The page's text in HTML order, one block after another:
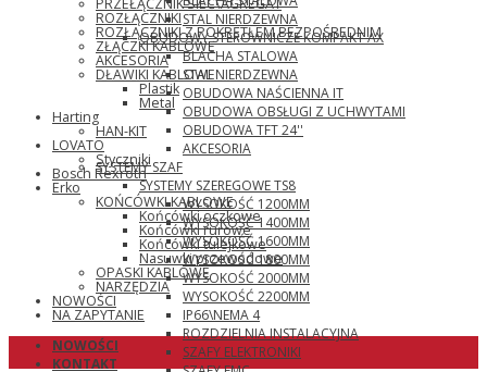
STAL NIERDZEWNA
OBUDOWY STEROWNICZE KOMPAKT AX
BLACHA STALOWA
STAL NIERDZEWNA
OBUDOWA NAŚCIENNA IT
OBUDOWA OBSŁUGI Z UCHWYTAMI
OBUDOWA TFT 24''
AKCESORIA
SYSTEMY SZAF
SYSTEMY SZEREGOWE TS8
WYSOKOŚĆ 1200MM
WYSOKOŚĆ 1400MM
WYSOKOŚĆ 1600MM
WYSOKOŚĆ 1800MM
WYSOKOŚĆ 2000MM
WYSOKOŚĆ 2200MM
IP66\NEMA 4
ROZDZIELNIA INSTALACYJNA
SZAFY ELEKTRONIKI
PRZEŁĄCZNIK SIEĆ\AGREGAT
ROZŁĄCZNIKI
ROZŁĄCZNIKI Z POKRĘTŁEM BEZPOŚREDNIM
ZŁĄCZKI KABLOWE
AKCESORIA
DŁAWIKI KABLOWE
Plastik
Metal
Harting
HAN-KIT
LOVATO
Styczniki
Bosch Rexroth
Erko
KOŃCÓWKI KABLOWE
Końcówki oczkowe
Końcówki rurowe
Końcówki tulejkowe
Nasuwki przewodowe
OPASKI KABLOWE
NARZĘDZIA
NOWOŚCI
NA ZAPYTANIE
NOWOŚCI
KONTAKT